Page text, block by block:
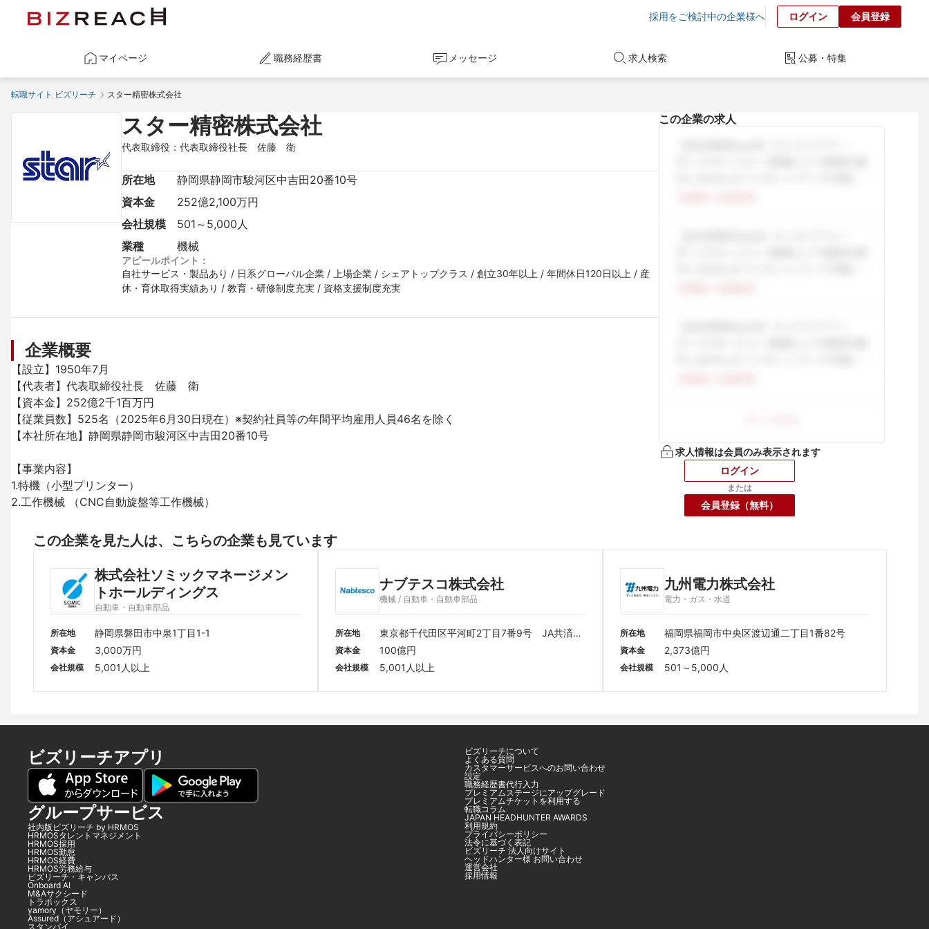
採用をご検討中の企業様へ ログイン 会員登録
マイページ 職務経歴書 メッセージ 求人検索 公募・特集
転職サイト ビズリーチ スター精密株式会社
スター精密株式会社
代表取締役：代表取締役社長　佐藤　衛
所在地
静岡県静岡市駿河区中吉田20番10号
資本金
252億2,100万円
会社規模
501～5,000人
業種
機械
アピールポイント：
自社サービス・製品あり / 日系グローバル企業 / 上場企業 / シェアトップクラス / 創立30年以上 / 年間休日120日以上 / 産
休・育休取得実績あり / 教育・研修制度充実 / 資格支援制度充実
企業概要
【設立】1950年7月
【代表者】代表取締役社長　佐藤　衛
【資本金】252億2千1百万円
【従業員数】525名（2025年6月30日現在）※契約社員等の年間平均雇用人員46名を除く
【本社所在地】静岡県静岡市駿河区中吉田20番10号
【事業内容】
1.特機（小型プリンター）
2.工作機械 （CNC自動旋盤等工作機械）
この企業の求人
求人情報は会員のみ表示されます
ログイン
または
会員登録（無料）
この企業を見た人は、こちらの企業も見ています
株式会社ソミックマネージメン
トホールディングス
自動車・自動車部品
所在地 静岡県磐田市中泉1丁目1-1
資本金 3,000万円
会社規模 5,001人以上
ナブテスコ株式会社
機械 / 自動車・自動車部品
所在地
東京都千代田区平河町2丁目7番9号　JA共済ビ
ル
資本金 100億円
会社規模 5,001人以上
九州電力株式会社
電力・ガス・水道
所在地 福岡県福岡市中央区渡辺通二丁目1番82号
資本金 2,373億円
会社規模 501～5,000人
ビズリーチアプリ
グループサービス
社内版ビズリーチ by HRMOS
HRMOSタレントマネジメント
HRMOS採用
HRMOS勤怠
HRMOS経費
HRMOS労務給与
ビズリーチ・キャンパス
Onboard AI
M&Aサクシード
トラボックス
yamory（ヤモリー）
Assured（アシュアード）
スタンバイ
ビズリーチについて
よくある質問
カスタマーサービスへのお問い合わせ
設定
職務経歴書代行入力
プレミアムステージにアップグレード
プレミアムチケットを利用する
転職コラム
JAPAN HEADHUNTER AWARDS
利用規約
プライバシーポリシー
法令に基づく表記
ビズリーチ 法人向けサイト
ヘッドハンター様 お問い合わせ
運営会社
採用情報